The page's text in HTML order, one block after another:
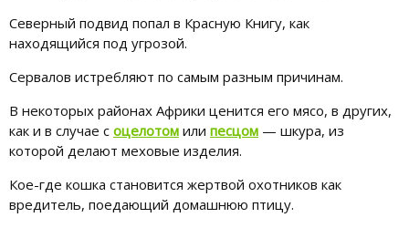
Северный подвид попал в Красную Книгу, как
находящийся под угрозой.
Сервалов истребляют по самым разным причинам.
В некоторых районах Африки ценится его мясо, в других,
как и в случае с оцелотом или песцом — шкура, из
которой делают меховые изделия.
Кое-где кошка становится жертвой охотников как
вредитель, поедающий домашнюю птицу.